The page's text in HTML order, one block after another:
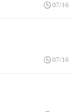
07/16
07/16